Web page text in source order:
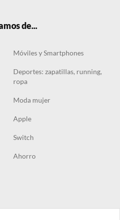
de...
Móviles y Smartphones
Deportes: zapatillas, running,
ropa
Moda mujer
Apple
Switch
Ahorro